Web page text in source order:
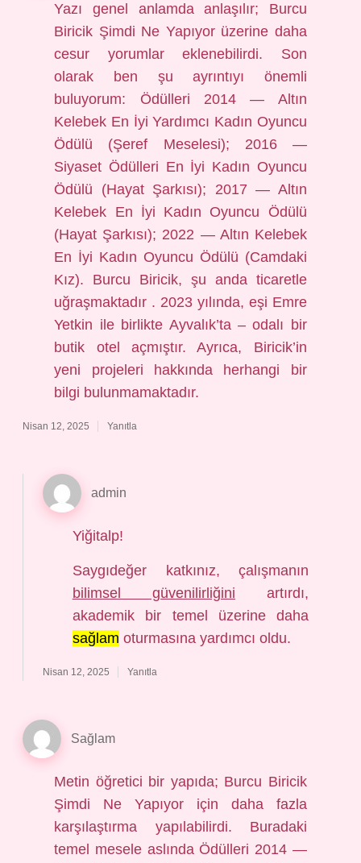
Yazı genel anlamda anlaşılır; Burcu
Biricik Şimdi Ne Yapıyor üzerine daha
cesur yorumlar eklenebilirdi. Son
olarak ben şu ayrıntıyı önemli
buluyorum: Ödülleri 2014 — Altın
Kelebek En İyi Yardımcı Kadın Oyuncu
Ödülü (Şeref Meselesi); 2016 —
Siyaset Ödülleri En İyi Kadın Oyuncu
Ödülü (Hayat Şarkısı); 2017 — Altın
Kelebek En İyi Kadın Oyuncu Ödülü
(Hayat Şarkısı); 2022 — Altın Kelebek
En İyi Kadın Oyuncu Ödülü (Camdaki
Kız). Burcu Biricik, şu anda ticaretle
uğraşmaktadır . 2023 yılında, eşi Emre
Yetkin ile birlikte Ayvalık’ta – odalı bir
butik otel açmıştır. Ayrıca, Biricik’in
yeni projeleri hakkında herhangi bir
bilgi bulunmamaktadır.
Nisan 12, 2025 Yanıtla
admin
Yiğitalp!
Saygıdeğer katkınız, çalışmanın
bilimsel güvenilirliğini artırdı,
akademik bir temel üzerine daha
sağlam oturmasına yardımcı oldu.
Nisan 12, 2025 Yanıtla
Sağlam
Metin öğretici bir yapıda; Burcu Biricik
Şimdi Ne Yapıyor için daha fazla
karşılaştırma yapılabilirdi. Buradaki
temel mesele aslında Ödülleri 2014 —